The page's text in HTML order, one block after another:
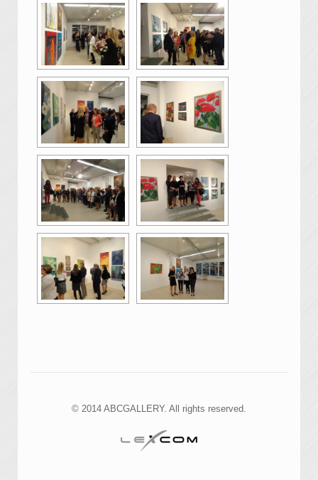
© 2014 ABCGALLERY. All rights reserved.